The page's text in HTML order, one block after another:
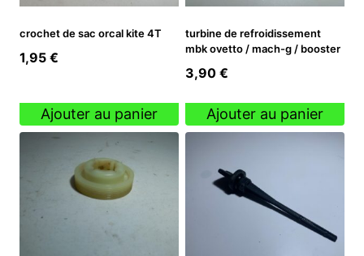
crochet de sac orcal kite 4T
1,95 €
Ajouter au panier
turbine de refroidissement
mbk ovetto / mach-g / booster
3,90 €
Ajouter au panier